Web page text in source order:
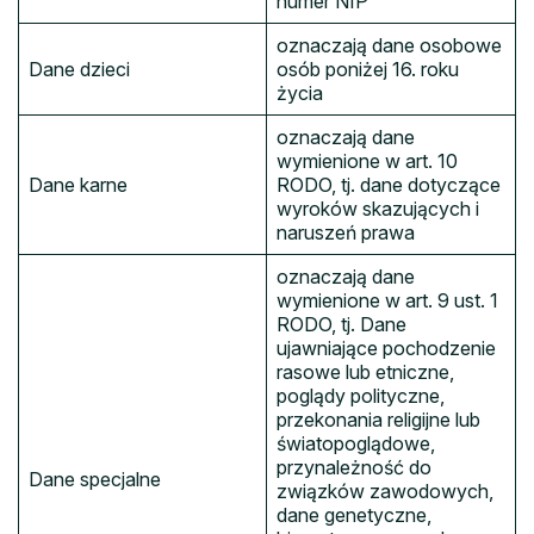
Dane dzieci
oznaczają dane osobowe
osób poniżej 16. roku
życia
Dane karne
oznaczają dane
wymienione w art. 10
RODO, tj. dane dotyczące
wyroków skazujących i
naruszeń prawa
Dane specjalne
oznaczają dane
wymienione w art. 9 ust. 1
RODO, tj. Dane
ujawniające pochodzenie
rasowe lub etniczne,
poglądy polityczne,
przekonania religijne lub
światopoglądowe,
przynależność do
związków zawodowych,
dane genetyczne,